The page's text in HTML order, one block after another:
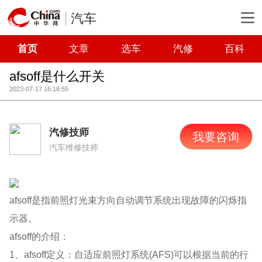
汽车
首页 文章 选车 汽修 百科
afsoff是什么开关
2023-07-17 16:18:55
汽修技师
汽车维修技师
我要咨询
afsoff是指前照灯光束方向自动调节系统出现故障的闪烁指
示器。
afsoff的介绍：
1、afsoff定义：自适应前照灯系统(AFS)可以根据当前的行